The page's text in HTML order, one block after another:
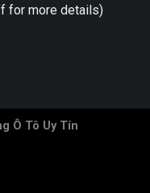
for more details)
Ô Tô Uy Tín